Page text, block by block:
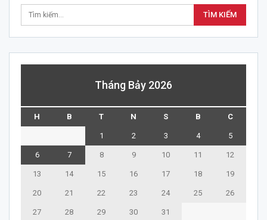
Tháng Bảy 2026
H B T N S B C
1 2 3 4 5
6 7 8 9 10 11 12
13 14 15 16 17 18 19
20 21 22 23 24 25 26
27 28 29 30 31